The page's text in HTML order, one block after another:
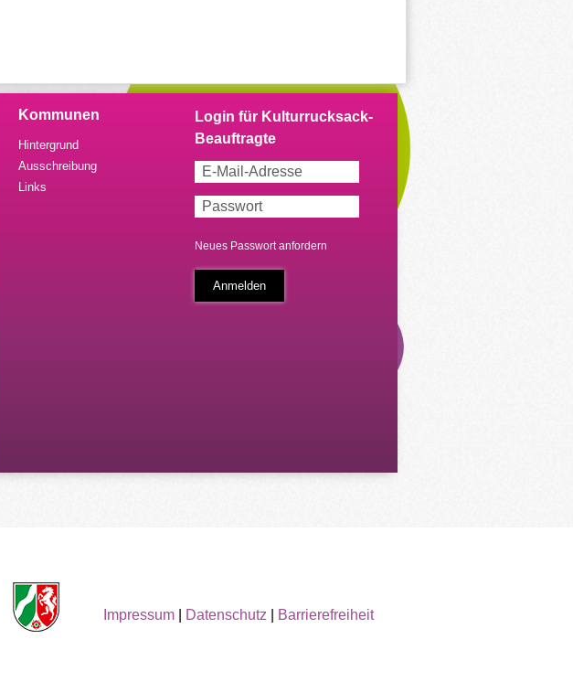
Kommunen
Hintergrund
Ausschreibung
Links
Neues Passwort anfordern
Impressum| Datenschutz Barrierefreiheit